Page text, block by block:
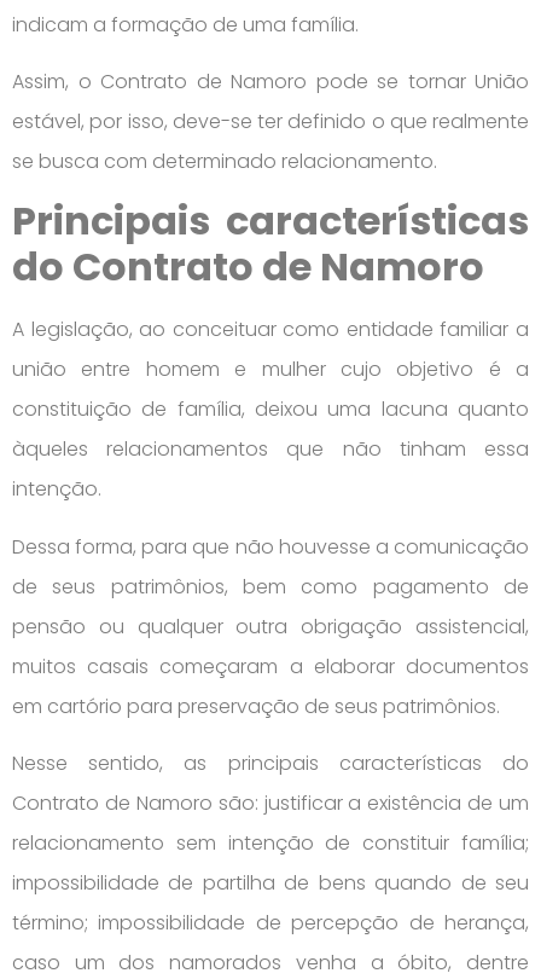
indicam a formação de uma família.
Assim, o Contrato de Namoro pode se tornar União
estável, por isso, deve-se ter definido o que realmente
se busca com determinado relacionamento.
Principais características
do Contrato de Namoro
A legislação, ao conceituar como entidade familiar a
união entre homem e mulher cujo objetivo é a
constituição de família, deixou uma lacuna quanto
àqueles relacionamentos que não tinham essa
intenção.
Dessa forma, para que não houvesse a comunicação
de seus patrimônios, bem como pagamento de
pensão ou qualquer outra obrigação assistencial,
muitos casais começaram a elaborar documentos
em cartório para preservação de seus patrimônios.
Nesse sentido, as principais características do
Contrato de Namoro são: justificar a existência de um
relacionamento sem intenção de constituir família;
impossibilidade de partilha de bens quando de seu
término; impossibilidade de percepção de herança,
caso um dos namorados venha a óbito, dentre